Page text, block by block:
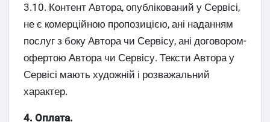
3.10. Контент Автора, опублікований у Сервісі,
не є комерційною пропозицією, ані наданням
послуг з боку Автора чи Сервісу, ані договором-
офертою Автора чи Сервісу. Тексти Автора у
Сервісі мають художній і розважальний
характер.
4. Оплата.